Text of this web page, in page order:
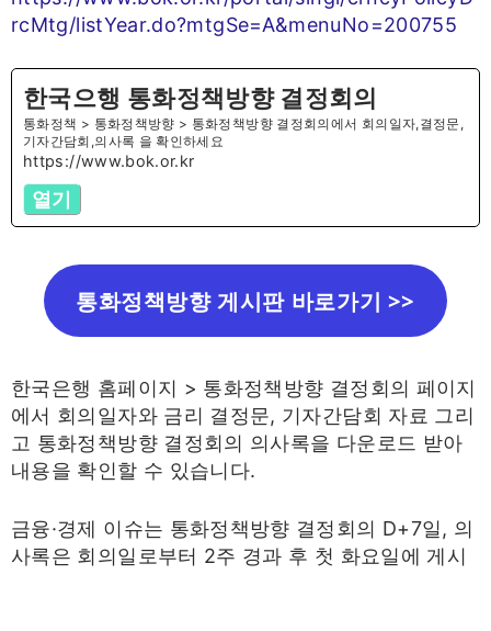
rcMtg/listYear.do?mtgSe=A&menuNo=200755
한국으행 통화정책방향 결정회의
통화정책 > 통화정책방향 > 통화정책방향 결정회의에서 회의일자,결정문,
기자간담회,의사록 을 확인하세요
https://www.bok.or.kr
열기
통화정책방향 게시판 바로가기 >>
한국은행 홈페이지 > 통화정책방향 결정회의 페이지
에서 회의일자와 금리 결정문, 기자간담회 자료 그리
고 통화정책방향 결정회의 의사록을 다운로드 받아
내용을 확인할 수 있습니다.
금융·경제 이슈는 통화정책방향 결정회의 D+7일, 의
사록은 회의일로부터 2주 경과 후 첫 화요일에 게시